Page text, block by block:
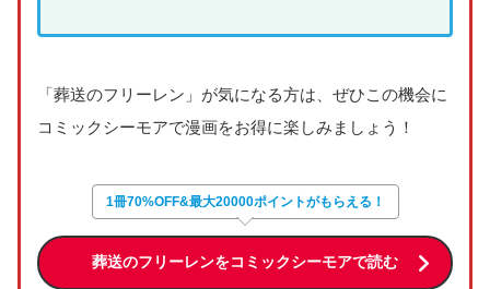
「葬送のフリーレン」が気になる方は、ぜひこの機会に
コミックシーモアで漫画をお得に楽しみましょう！
1冊70%OFF&最大20000ポイントがもらえる！
葬送のフリーレンをコミックシーモアで読む